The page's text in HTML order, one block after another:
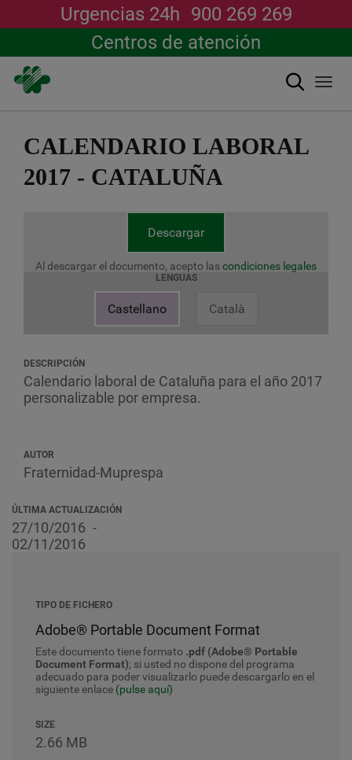
contenido
Urgencias 24h 900 269 269
Centros de atención
Buscar
CALENDARIO LABORAL
2017 - CATALUÑA
Descargar
Al descargar el documento, acepto lascondiciones legales
LENGUAS
Castellano Català
DESCRIPCIÓN
Calendario laboral de Cataluña para el año 2017
personalizable por empresa.
AUTOR
Fraternidad-Muprespa
ÚLTIMA ACTUALIZACIÓN
27/10/2016
02/11/2016
TIPO DE FICHERO
Adobe® Portable Document Format
Este documento tiene formato .pdf (Adobe® Portable
Document Format); si usted no dispone del programa
adecuado para poder visualizarlo puede descargarlo en el
siguiente enlace (pulse aquí)
SIZE
2.66 MB